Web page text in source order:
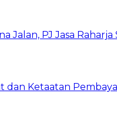
Jalan, PJ Jasa
Ketaatan